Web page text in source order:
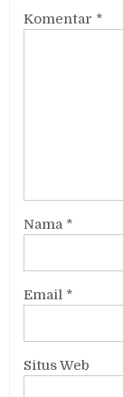
Komentar *
Nama *
Email *
Situs Web